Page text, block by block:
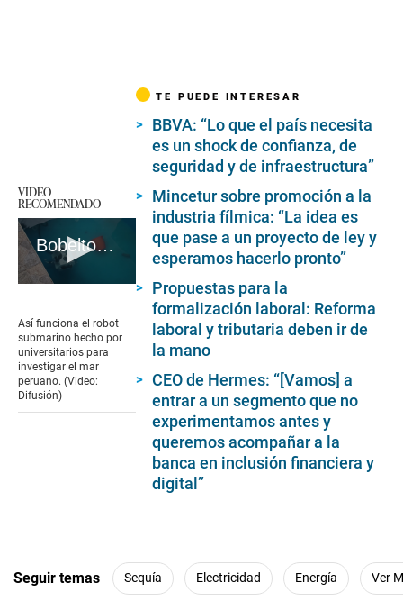
VIDEO
RECOMENDADO
Bobelto, un robot submarino hecho por estudiantes para investigar el mar peruano
of
1
minute,
35
seconds
Así funciona el robot
submarino hecho por
universitarios para
investigar el mar
peruano. (Video:
Difusión)
TE PUEDE INTERESAR
BBVA: “Lo que el país necesita
es un shock de confianza, de
seguridad y de infraestructura”
Mincetur sobre promoción a la
industria fílmica: “La idea es
que pase a un proyecto de ley y
esperamos hacerlo pronto”
Propuestas para la
formalización laboral: Reforma
laboral y tributaria deben ir de
la mano
CEO de Hermes: “[Vamos] a
entrar a un segmento que no
experimentamos antes y
queremos acompañar a la
banca en inclusión financiera y
digital”
Seguir temas Sequía Electricidad Energía Ver